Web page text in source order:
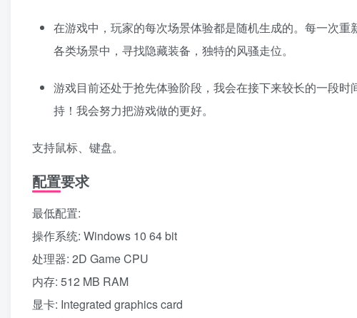
在游戏中，玩家的每次场景体验都是随机生成的。每一次
各类场景中，寻找隐藏装备，独特的风骚走位。
游戏目前还处于抢先体验阶段，我会在接下来较长的一段
持！我会努力把游戏做的更好。
支持鼠标、键盘。
配置要求
最低配置:
操作系统: Windows 10 64 bit
处理器: 2D Game CPU
内存: 512 MB RAM
显卡: Integrated graphics card